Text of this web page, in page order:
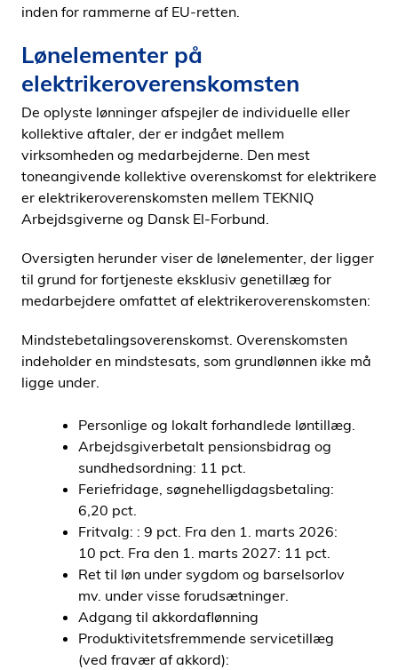
inden for rammerne af EU-retten.
Lønelementer på
elektrikeroverenskomsten
De oplyste lønninger afspejler de individuelle eller
kollektive aftaler, der er indgået mellem
virksomheden og medarbejderne. Den mest
toneangivende kollektive overenskomst for elektrikere
er elektrikeroverenskomsten mellem TEKNIQ
Arbejdsgiverne og Dansk El-Forbund.
Oversigten herunder viser de lønelementer, der ligger
til grund for fortjeneste eksklusiv genetillæg for
medarbejdere omfattet af elektrikeroverenskomsten:
Mindstebetalingsoverenskomst. Overenskomsten
indeholder en mindstesats, som grundlønnen ikke må
ligge under.
Personlige og lokalt forhandlede løntillæg.
Arbejdsgiverbetalt pensionsbidrag og
sundhedsordning: 11 pct.
Feriefridage, søgnehelligdagsbetaling:
6,20 pct.
Fritvalg: : 9 pct. Fra den 1. marts 2026:
10 pct. Fra den 1. marts 2027: 11 pct.
Ret til løn under sygdom og barselsorlov
mv. under visse forudsætninger.
Adgang til akkordaflønning
Produktivitetsfremmende servicetillæg
(ved fravær af akkord):